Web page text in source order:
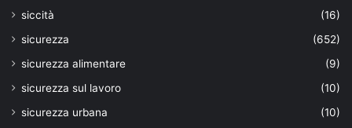
siccità
(16)
sicurezza
(652)
sicurezza alimentare
(9)
sicurezza sul lavoro
(10)
sicurezza urbana
(10)